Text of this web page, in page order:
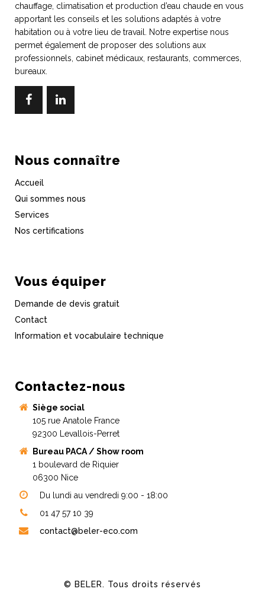
chauffage, climatisation et production d’eau chaude en vous
apportant les conseils et les solutions adaptés à votre
habitation ou à votre lieu de travail. Notre expertise nous
permet également de proposer des solutions aux
professionnels, cabinet médicaux, restaurants, commerces,
bureaux.
Nous connaître
Accueil
Qui sommes nous
Services
Nos certifications
Vous équiper
Demande de devis gratuit
Contact
Information et vocabulaire technique
Contactez-nous
Siège social
105 rue Anatole France
92300 Levallois-Perret
Bureau PACA / Show room
1 boulevard de Riquier
06300 Nice
Du lundi au vendredi 9:00 - 18:00
01 47 57 10 39
contact@beler-eco.com
© BELER. Tous droits réservés